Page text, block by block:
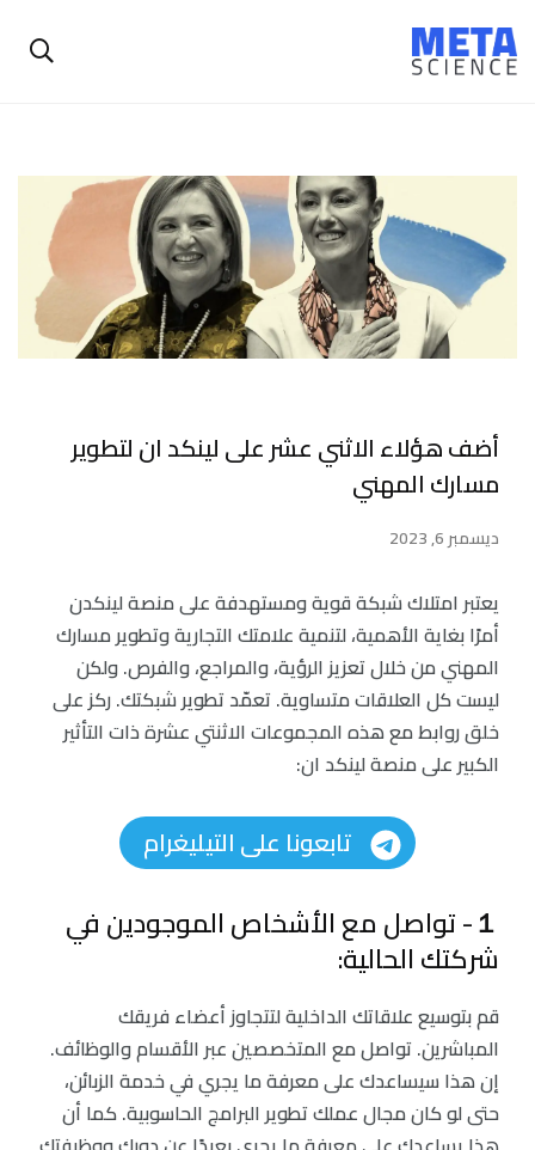
أضف هؤلاء الاثني عشر على لينكد ان لتطوير
مسارك المهني
ديسمبر 6, 2023
يعتبر امتلاك شبكة قوية ومستهدفة على منصة لينكدن
أمرًا بغاية الأهمية، لتنمية علامتك التجارية وتطوير مسارك
المهني من خلال تعزيز الرؤية، والمراجع، والفرص. ولكن
ليست كل العلاقات متساوية. تعمّد تطوير شبكتك. ركز على
خلق روابط مع هذه المجموعات الاثنتي عشرة ذات التأثير
الكبير على منصة لينكد ان:
تابعونا على التيليغرام
１- تواصل مع الأشخاص الموجودين في
شركتك الحالية:
قم بتوسيع علاقاتك الداخلية لتتجاوز أعضاء فريقك
المباشرين. تواصل مع المتخصصين عبر الأقسام والوظائف.
إن هذا سيساعدك على معرفة ما يجري في خدمة الزبائن،
حتى لو كان مجال عملك تطوير البرامج الحاسوبية. كما أن